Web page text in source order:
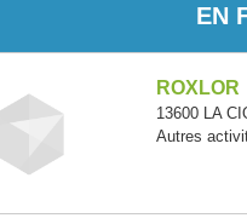
EN
ROXLOR
13600 LA
Autres